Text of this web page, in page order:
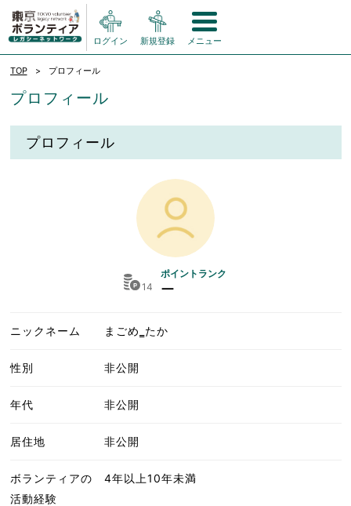
ログイン 新規登録 メニュー
TOP プロフィール
プロフィール
プロフィール
14
ポイントランク
ー
ニックネーム まごめ‗たか
性別 非公開
年代 非公開
居住地 非公開
ボランティアの
活動経験
4年以上10年未満